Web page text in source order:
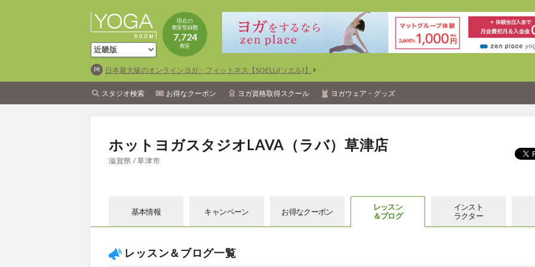
現在の
教室登録数
7,724
教室
日本最大級のオンラインヨガ・フィットネス【SOELU(ソエル)】
スタジオ検索 お得なクーポン ヨガ資格取得スクール ヨガウェア・グッズ
ホットヨガスタジオLAVA（ラバ）草津店
滋賀県 / 草津市
基本情報 キャンペーン お得なクーポン
レッスン
＆ブログ
インスト
ラクター
レッスン＆ブログ一覧